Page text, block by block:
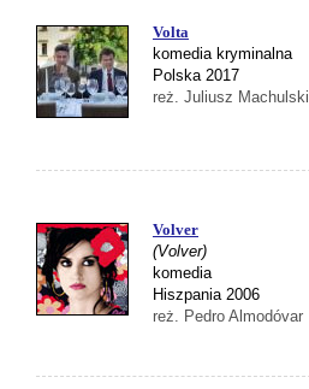
Volta
komedia kryminalna
Polska 2017
reż. Juliusz Machulski
Volver
(Volver)
komedia
Hiszpania 2006
reż. Pedro Almodóvar